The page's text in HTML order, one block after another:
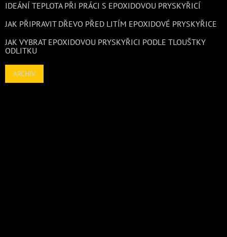
IDEÁNÍ TEPLOTA PŘI PRÁCI S EPOXIDOVOU PRYSKYŘICÍ
JAK PŘIPRAVIT DŘEVO PŘED LITÍM EPOXIDOVÉ PRYSKYŘICE
JAK VYBRAT EPOXIDOVOU PRYSKYŘICI PODLE TLOUŠTKY
ODLITKU
ARCHIV